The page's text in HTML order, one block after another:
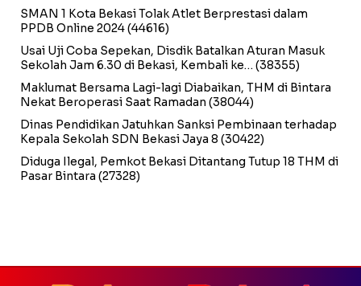
SMAN 1 Kota Bekasi Tolak Atlet Berprestasi dalam
PPDB Online 2024(44616)
Usai Uji Coba Sepekan, Disdik Batalkan Aturan Masuk
Sekolah Jam 6.30 di Bekasi, Kembali ke… (38355)
Maklumat Bersama Lagi-lagi Diabaikan, THM di Bintara
Nekat Beroperasi Saat Ramadan (38044)
Dinas Pendidikan Jatuhkan Sanksi Pembinaan terhadap
Kepala Sekolah SDN Bekasi Jaya 8 (30422)
Diduga Ilegal, Pemkot Bekasi Ditantang Tutup 18 THM di
Pasar Bintara (27328)